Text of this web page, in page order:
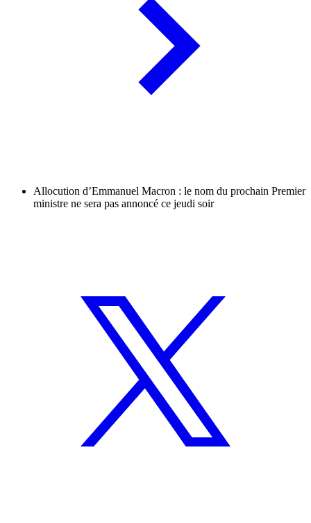
Allocution d’Emmanuel Macron : le nom du prochain Premier
ministre ne sera pas annoncé ce jeudi soir